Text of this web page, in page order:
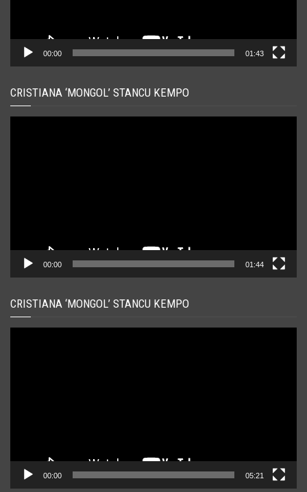
00:00 01:43
CRISTIANA ‘MONGOL’ STANCU KEMPO
00:00 01:44
CRISTIANA ‘MONGOL’ STANCU KEMPO
00:00 05:21